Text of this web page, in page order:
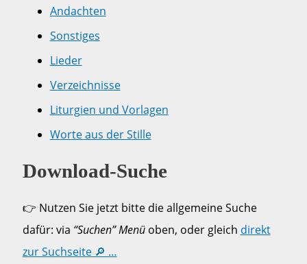
Andachten
Sonstiges
Lieder
Verzeichnisse
Liturgien und Vorlagen
Worte aus der Stille
Download-Suche
👉 Nutzen Sie jetzt bitte die allgemeine Suche
dafür: via “Suchen” Menüoben, oder gleich direkt
zur Suchseite 🔎 …